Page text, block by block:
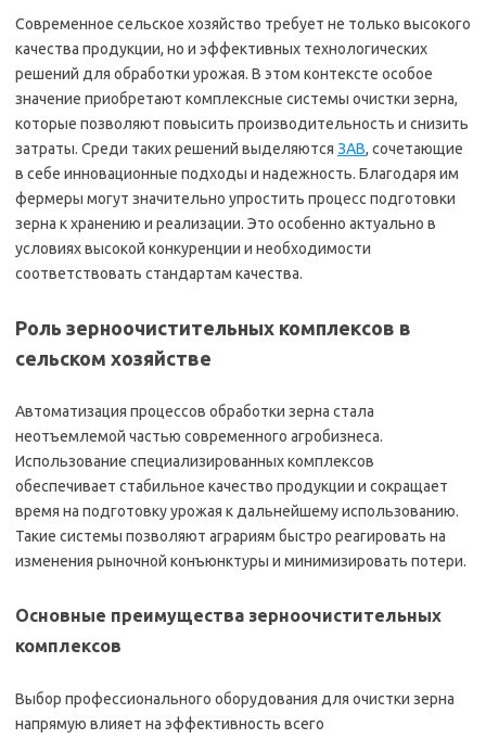
Современное сельское хозяйство требует не только высокого
качества продукции, но и эффективных технологических
решений для обработки урожая. В этом контексте особое
значение приобретают комплексные системы очистки зерна,
которые позволяют повысить производительность и снизить
затраты. Среди таких решений выделяются ЗАВ, сочетающие
в себе инновационные подходы и надежность. Благодаря им
фермеры могут значительно упростить процесс подготовки
зерна к хранению и реализации. Это особенно актуально в
условиях высокой конкуренции и необходимости
соответствовать стандартам качества.
Роль зерноочистительных комплексов в
сельском хозяйстве
Автоматизация процессов обработки зерна стала
неотъемлемой частью современного агробизнеса.
Использование специализированных комплексов
обеспечивает стабильное качество продукции и сокращает
время на подготовку урожая к дальнейшему использованию.
Такие системы позволяют аграриям быстро реагировать на
изменения рыночной конъюнктуры и минимизировать потери.
Основные преимущества зерноочистительных
комплексов
Выбор профессионального оборудования для очистки зерна
напрямую влияет на эффективность всего